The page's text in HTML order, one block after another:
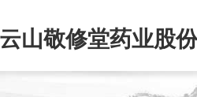
山敬修堂药业股